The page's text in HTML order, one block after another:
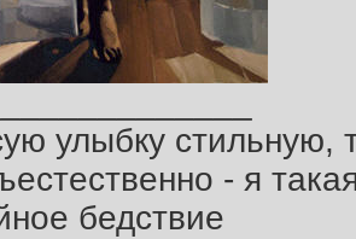
улыбку стильную,
- я
бедствие